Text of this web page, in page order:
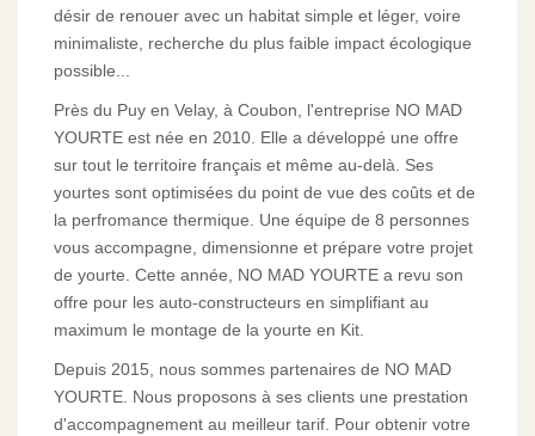
désir de renouer avec un habitat simple et léger, voire
minimaliste, recherche du plus faible impact écologique
possible...
Près du Puy en Velay, à Coubon, l'entreprise NO MAD
YOURTE est née en 2010. Elle a développé une offre
sur tout le territoire français et même au-delà. Ses
yourtes sont optimisées du point de vue des coûts et de
la perfromance thermique. Une équipe de 8 personnes
vous accompagne, dimensionne et prépare votre projet
de yourte. Cette année, NO MAD YOURTE a revu son
offre pour les auto-constructeurs en simplifiant au
maximum le montage de la yourte en Kit.
Depuis 2015, nous sommes partenaires de NO MAD
YOURTE. Nous proposons à ses clients une prestation
d'accompagnement au meilleur tarif. Pour obtenir votre